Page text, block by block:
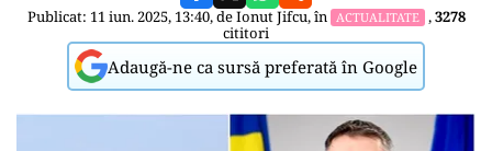
Publicat: 11 iun. 2025, 13:40, deIonut Jifcu, în ACTUALITATE ,3278
cititori
Adaugă-ne ca sursă preferată în Google